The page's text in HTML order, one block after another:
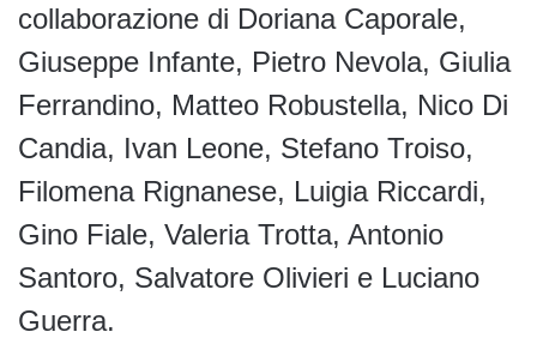
collaborazione di Doriana Caporale,
Giuseppe Infante, Pietro Nevola, Giulia
Ferrandino, Matteo Robustella, Nico Di
Candia, Ivan Leone, Stefano Troiso,
Filomena Rignanese, Luigia Riccardi,
Gino Fiale, Valeria Trotta, Antonio
Santoro, Salvatore Olivieri e Luciano
Guerra.